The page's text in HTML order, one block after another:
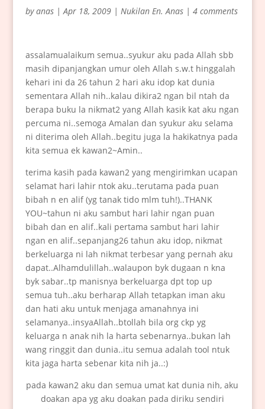
byanas|Apr 18, 2009| Nukilan En. Anas| 4 comments
assalamualaikum semua..syukur aku pada Allah sbb
masih dipanjangkan umur oleh Allah s.w.t hinggalah
kehari ini da 26 tahun 2 hari aku idop kat dunia
sementara Allah nih..kalau dikira2 ngan bil ntah da
berapa buku la nikmat2 yang Allah kasik kat aku ngan
percuma ni..semoga Amalan dan syukur aku selama
ni diterima oleh Allah..begitu juga la hakikatnya pada
kita semua ek kawan2~Amin..
terima kasih pada kawan2 yang mengirimkan ucapan
selamat hari lahir ntok aku..terutama pada puan
bibah n en alif (yg tanak tido mlm tuh!)..THANK
YOU~tahun ni aku sambut hari lahir ngan puan
bibah dan en alif..kali pertama sambut hari lahir
ngan en alif..sepanjang26 tahun aku idop, nikmat
berkeluarga ni lah nikmat terbesar yang pernah aku
dapat..Alhamdulillah..walaupon byk dugaan n kna
byk sabar..tp manisnya berkeluarga dpt top up
semua tuh..aku berharap Allah tetapkan iman aku
dan hati aku untuk menjaga amanahnya ini
selamanya..insyaAllah..btollah bila org ckp yg
keluarga n anak nih la harta sebenarnya..bukan lah
wang ringgit dan dunia..itu semua adalah tool ntuk
kita jaga harta sebenar kita nih ja..:)
pada kawan2 aku dan semua umat kat dunia nih, aku
doakan apa yg aku doakan pada diriku sendiri